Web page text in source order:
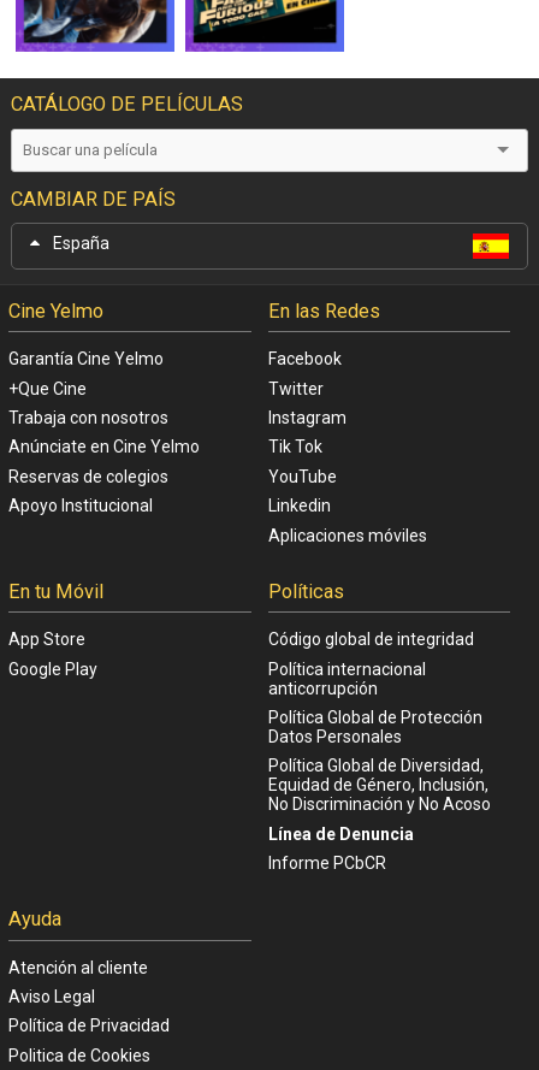
CATÁLOGO DE PELÍCULAS
CAMBIAR DE PAÍS
España
Cine Yelmo
Garantía Cine Yelmo
+Que Cine
Trabaja con nosotros
Anúnciate en Cine Yelmo
Reservas de colegios
Apoyo Institucional
En las Redes
Facebook
Twitter
Instagram
Tik Tok
YouTube
Linkedin
Aplicaciones móviles
En tu Móvil
App Store
Google Play
Políticas
Código global de integridad
Política internacional
anticorrupción
Política Global de Protección
Datos Personales
Política Global de Diversidad,
Equidad de Género, Inclusión,
No Discriminación y No Acoso
Línea de Denuncia
Informe PCbCR
Ayuda
Atención al cliente
Aviso Legal
Política de Privacidad
Politica de Cookies